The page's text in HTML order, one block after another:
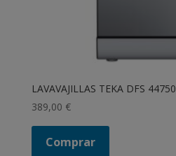
LAVAVAJILLAS TEKA DFS 44750
389,00 €
Comprar